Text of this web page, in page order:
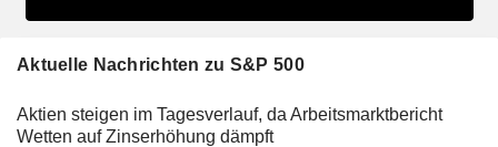
Aktuelle Nachrichten zu S&P 500
Aktien steigen im Tagesverlauf, da Arbeitsmarktbericht
Wetten auf Zinserhöhung dämpft